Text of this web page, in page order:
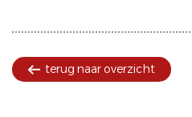
terug naar overzicht